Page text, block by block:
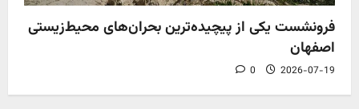
فرونشست یکی از پیچیده‌ترین بحران‌های محیط‌زیستی
اصفهان
2026-07-19